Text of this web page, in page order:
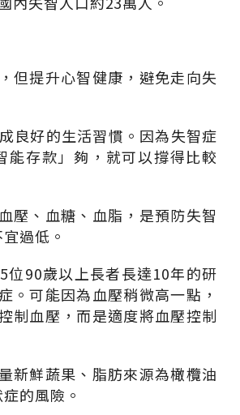
但提升心智健康，避免走向失
良好的生活習慣。因為失智症
存款」夠，就可以撐得比較
壓、血糖、血脂，是預防失智
過低。
位90歲以上長者長達10年的研
。可能因為血壓稍微高一點，
制血壓，而是適度將血壓控制
新鮮蔬果、脂肪來源為橄欖油
的風險。